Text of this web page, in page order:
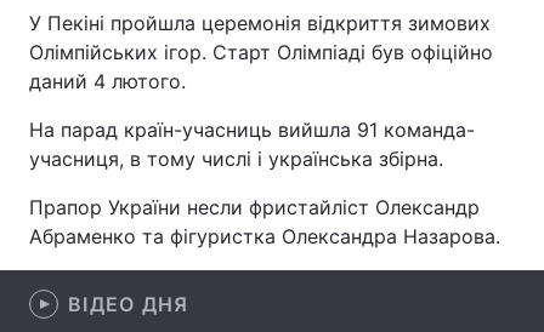
Україна Політика
Спорт Наука
Техно і зв'язок Лайт
Зброя Інциденти
Здоров'я
У Пекіні пройшла церемонія відкриття зимових
Олімпійських ігор. Старт Олімпіаді був офіційно
даний 4 лютого.
На парад країн-учасниць вийшла 91 команда-
учасниця, в тому числі і українська збірна.
Прапор України несли фристайліст Олександр
Абраменко та фігуристка Олександра Назарова.
ВІДЕО ДНЯ